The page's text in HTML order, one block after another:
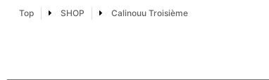
Top SHOP Calinouu Troisième